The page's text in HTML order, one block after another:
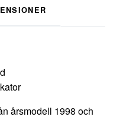
årsmodell 1998 och